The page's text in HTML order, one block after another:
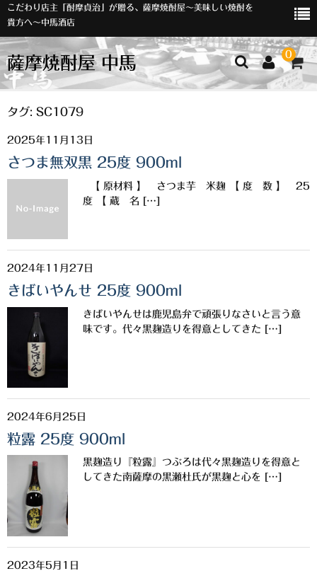
こだわり店主「酎摩貞治」が贈る、薩摩焼酎屋～美味しい焼酎を
貴方へ～中馬酒店
薩摩焼酎屋 中馬 0
ホーム
お知らせ
入荷情報
数量限定
希少焼酎
季節限定品
セット商品
ウヰスキー
お米
中馬酒店オリジナル
全取扱商品
タグ: SC1079
2025年11月13日
さつま無双黒 25度 900ml
【 原材料 】 さつま芋 米麹 【 度 数 】 25
度 【 蔵 名 […]
2024年11月27日
きばいやんせ 25度 900ml
きばいやんせは鹿児島弁で頑張りなさいと言う意
味です。代々黒麹造りを得意としてきた […]
2024年6月25日
粒露 25度 900ml
黒麹造り『粒露』つぶろは代々黒麹造りを得意と
してきた南薩摩の黒瀬杜氏が黒麹と心を […]
2023年5月1日